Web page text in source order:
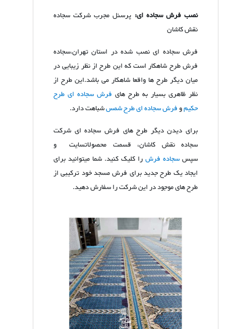
نصب فرش سجاده ای: پرسنل مجرب شرکت سجاده
نقش کاشان
فرش سجاده ای نصب شده در استان تهران،سجاده
فرش طرح شاهکار است که این طرح از نظر زیبایی در
میان دیگر طرح ها واقعا شاهکار می باشد.این طرح از
نظر ظاهری بسیار به طرح های فرش سجاده ای طرح
حکیموفرش سجاده ای طرح شمسشباهت دارد.
برای دیدن دیگر طرح های فرش سجاده ای شرکت
سجاده نقش کاشان، قسمت محصولاتسایت و
سپسسجاده فرشرا کلیک کنید. شما میتوانید برای
ایجاد یک طرح جدید برای فرش مسجد خود ترکیبی از
طرح های موجود در این شرکت را سفارش دهید.